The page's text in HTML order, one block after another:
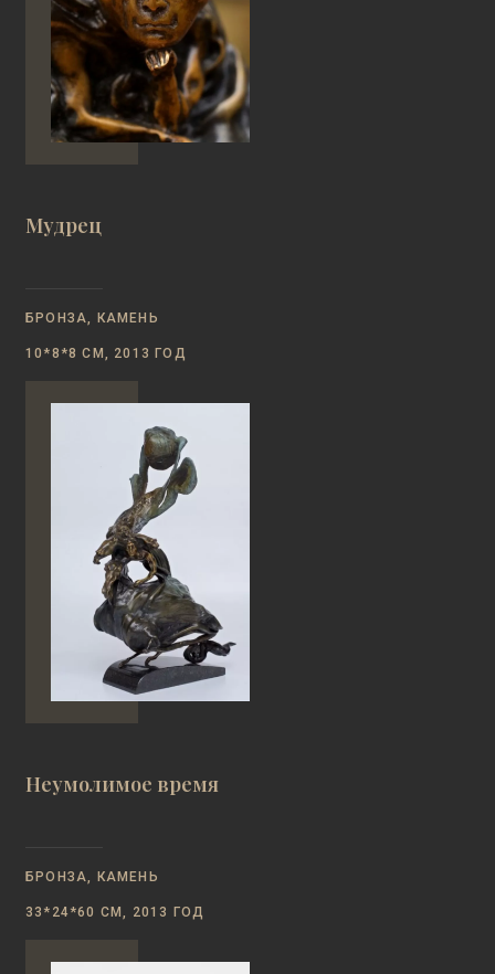
Мудрец
БРОНЗА, КАМЕНЬ
10*8*8 СМ, 2013 ГОД
Неумолимое время
БРОНЗА, КАМЕНЬ
33*24*60 СМ, 2013 ГОД